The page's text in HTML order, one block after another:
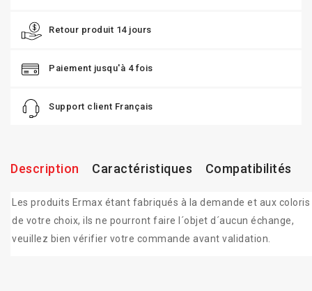
Retour produit 14 jours
Paiement jusqu'à 4 fois
Support client Français
Description Caractéristiques Compatibilités
Les produits Ermax étant fabriqués à la demande et aux coloris
de votre choix, ils ne pourront faire l´objet d´aucun échange,
veuillez bien vérifier votre commande avant validation.